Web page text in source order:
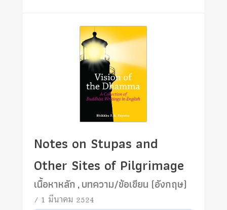
Notes on Stupas and
Other Sites of Pilgrimage
เนื้อหาหลัก , บทความ/ข้อเขียน (อังกฤษ)
/ 1 มีนาคม 2524